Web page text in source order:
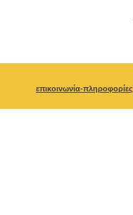
επικοινωνία-πληροφορίες